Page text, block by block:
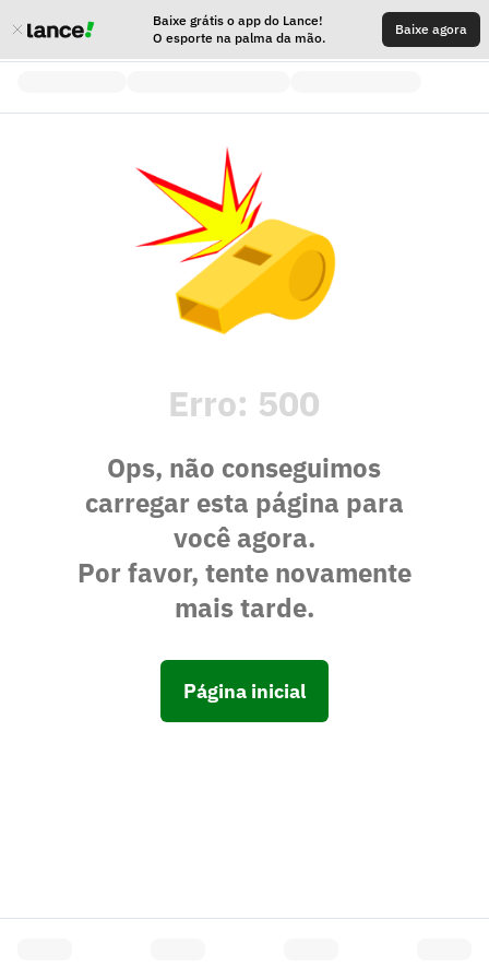
Baixe grátis o app do Lance!
O esporte na palma da mão.
Baixe agora
Erro: 500
Ops, não conseguimos
carregar esta página para
você agora.
Por favor, tente novamente
mais tarde.
Página inicial